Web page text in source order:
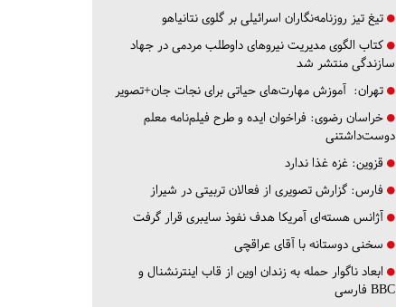
تیغ تیز روزنامه‌نگاران اسرائیلی بر گلوی نتانیاهو
کتاب الگوی مدیریت نیروهای داوطلب مردمی در جهاد
سازندگی منتشر شد
تهران: آموزش مهارت‌های حیاتی برای نجات جان+تصویر
خراسان رضوی: فراخوان ایده و طرح فیلم‌نامه معلم
دوست‌داشتنی
قزوین: غزه غذا ندارد
فارس: گزارش تصویری از فعالان تربیتی در شیراز
آژانس هسته‌ای آمریکا هدف نفوذ سایبری قرار گرفت
سخنی دوستانه با آقای عراقچی
ابعاد ناگوار حمله به زندان اوین از قاب اینترنشنال و
BBC فارسی